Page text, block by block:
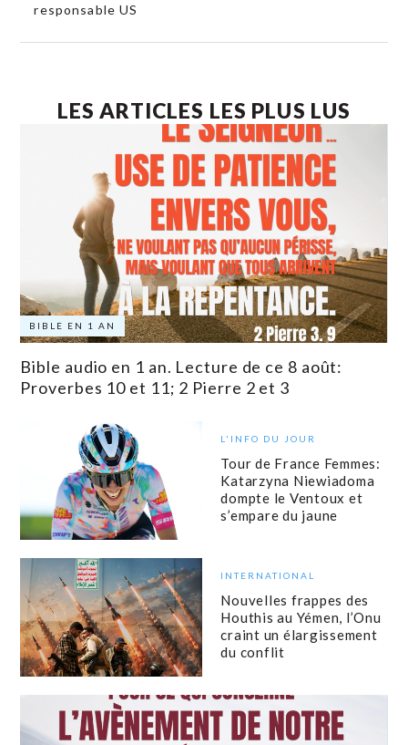
responsable US
LES ARTICLES LES PLUS LUS
BIBLE EN 1 AN
Bible audio en 1 an. Lecture de ce 8 août:
Proverbes 10 et 11; 2 Pierre 2 et 3
L'INFO DU JOUR
Tour de France Femmes:
Katarzyna Niewiadoma
dompte le Ventoux et
s’empare du jaune
INTERNATIONAL
Nouvelles frappes des
Houthis au Yémen, l’Onu
craint un élargissement
du conflit